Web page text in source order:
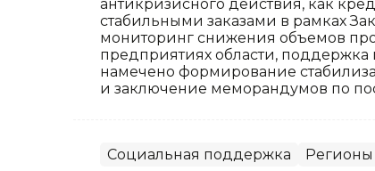
антикризисного действия, как
стабильными заказами в рамках
мониторинг снижения объемов
предприятиях области, поддержка
намечено формирование
и заключение меморандумов по
Социальная поддержка Регионы